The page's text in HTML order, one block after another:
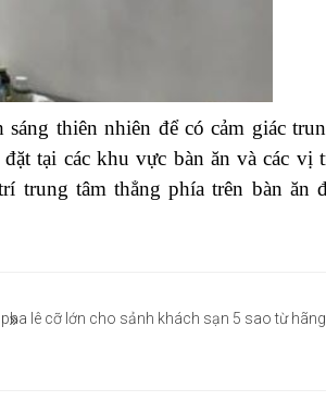
thiên nhiên để có cảm giác
tại các khu vực bàn ăn và các vị
trung tâm thẳng phía trên bàn ăn
lê cỡ lớn cho sảnh khách sạn 5 sao từ hãng